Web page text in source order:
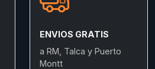
ENVIOS GRATIS
a RM, Talca y Puerto
Montt